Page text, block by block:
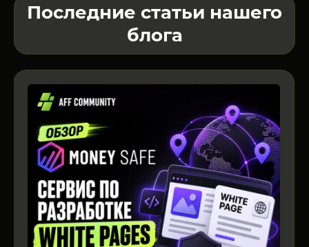
Последние статьи нашего
блога